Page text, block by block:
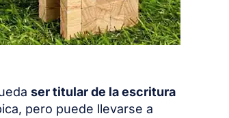
ser titular de la escritura
pero puede llevarse a